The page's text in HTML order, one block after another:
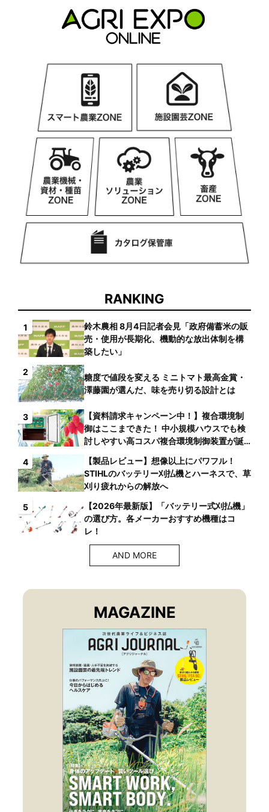
RANKING
1
鈴木農相 8月4日記者会見「政府備蓄米の販
売・使用が長期化、機動的な放出体制を構
築したい」
2
糖度で値段を変える ミニトマト最高金賞・
澤藤園が選んだ、味を売り切る設計とは
3
【資料請求キャンペーン中！】複合環境制
御はここまできた！ 中小規模ハウスでも検
討しやすい高コスパ複合環境制御装置が誕
4
【製品レビュー】想像以上にパワフル！
STIHLのバッテリー刈払機とハーネスで、草
刈り疲れからの解放へ
5
【2026年最新版】「バッテリー式刈払機」
の選び方。各メーカーおすすめ機種はコ
レ！
AND MORE
MAGAZINE